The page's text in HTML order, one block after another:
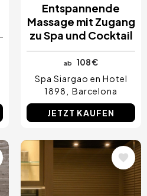
Entspannende
Massage mit Zugang
zu Spa und Cocktail
ab
108 €
Spa Siargao en Hotel
1898
Barcelona
JETZT KAUFEN
Bild